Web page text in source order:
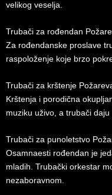
velikog veselja.
Trubači za rođendan
Za rođendanske proslave
raspoloženje koje brzo
Trubači za krštenje
Krštenja i porodična
muziku uživo, a trubači
Trubači za punoletstvo
Osamnaesti rođendan je
mladih. Trubački orkestar
nezaboravnom.